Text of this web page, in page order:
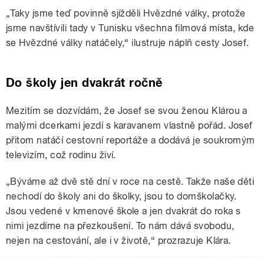
„Taky jsme teď povinně sjížděli Hvězdné války, protože
jsme navštívili tady v Tunisku všechna filmová místa, kde
se Hvězdné války natáčely,“ ilustruje náplň cesty Josef.
Do školy jen dvakrát ročně
Mezitím se dozvídám, že Josef se svou ženou Klárou a
malými dcerkami jezdí s karavanem vlastně pořád. Josef
přitom natáčí cestovní reportáže a dodává je soukromým
televizím, což rodinu živí.
„Býváme až dvě stě dní v roce na cestě. Takže naše děti
nechodí do školy ani do školky, jsou to domškolačky.
Jsou vedené v kmenové škole a jen dvakrát do roka s
nimi jezdíme na přezkoušení. To nám dává svobodu,
nejen na cestování, ale i v životě,“ prozrazuje Klára.